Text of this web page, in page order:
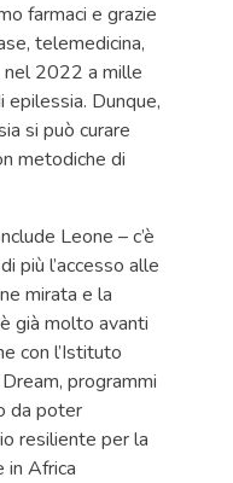
farmaci e grazie
telemedicina,
nel 2022 a mille
Dunque,
si può curare
metodiche di
Leone – c’è
più l’accesso alle
mirata e la
già molto avanti
con l’Istituto
programmi
da poter
resiliente per la
in Africa